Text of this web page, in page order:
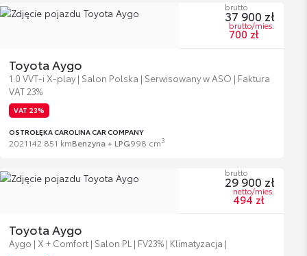
Toyota Aygo
1.0 VVT-i X-play | Salon Polska | Serwisowany w ASO | Faktura
VAT 23%
VAT 23%
OSTROŁĘKA CAROLINA CAR COMPANY
2021142 851 kmBenzyna + LPG998 cm3
brutto
37 900 zł
brutto/mies.
700 zł
Toyota Aygo
Aygo | X + Comfort | Salon PL | FV23% | Klimatyzacja |
brutto
29 900 zł
netto/mies.
494 zł